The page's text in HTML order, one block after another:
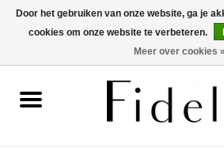
Door het gebruiken van onze website, ga je
cookies om onze website te verbeteren.
Meer over cookies »